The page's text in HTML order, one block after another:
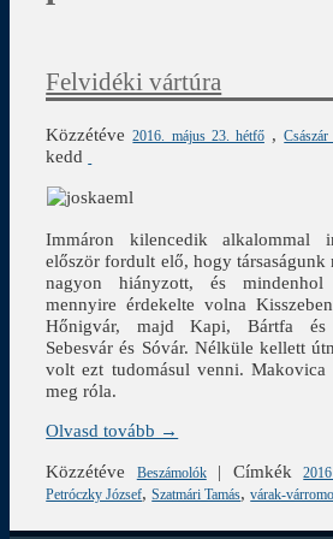
Felvidéki vártúra
Közzétéve2016. május 23. hétfő ,
kedd
Immáron kilencedik alkalommal
először fordult elő, hogy társaságunk
nagyon hiányzott, és
mennyire érdekelte volna
Hőnigvár, majd Kapi, Bártfa és
Sebesvár és Sóvár. Nélküle kellett
volt ezt tudomásul venni. Makovica
meg róla.
Olvasd tovább →
Közzétéve
Beszámolók| Címkék
Petróczky József,Szatmári Tamás,várak-